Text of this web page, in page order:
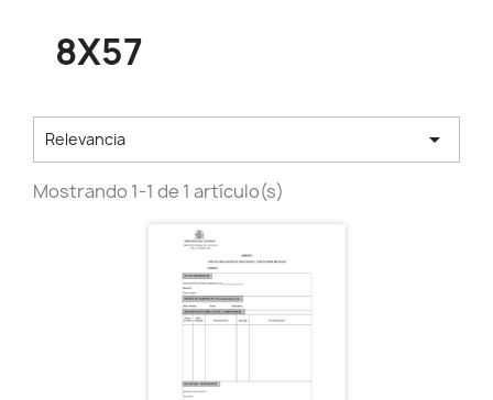
8X57
Relevancia 
Mostrando 1-1 de 1 artículo(s)